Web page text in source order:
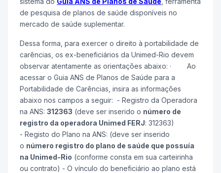
de pesquisa de planos de saúde disponíveis no
mercado de saúde suplementar.
Dessa forma, para exercer o direito à portabilidade de
carências, os ex-beneficiários da Unimed-Rio devem
observar atentamente as orientações abaixo: · Ao
acessar o Guia ANS de Planos de Saúde para a
Portabilidade de Carências, insira as informações
abaixo nos campos a seguir: - Registro da Operadora
na ANS: 312363 (deve ser inserido o número de
registro da operadora Unimed FERJ: 312363)
- Registo do Plano na ANS: (deve ser inserido
o número registro do plano de saúde que possuía
na Unimed-Rio (conforme consta em sua carteirinha
ou contrato) - O vínculo do beneficiário ao plano está